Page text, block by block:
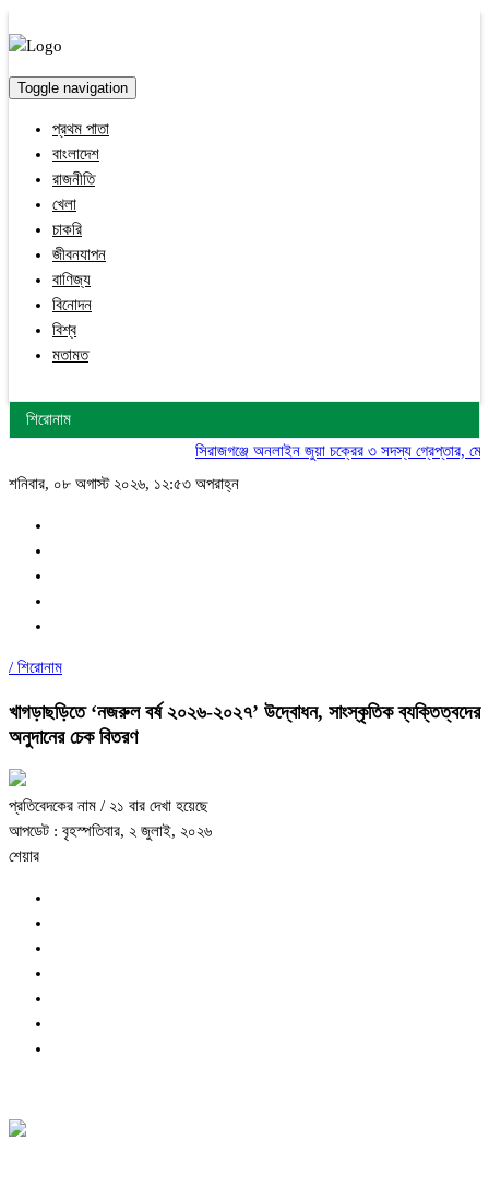
Toggle navigation
প্রথম পাতা
বাংলাদেশ
রাজনীতি
খেলা
চাকরি
জীবনযাপন
বাণিজ্য
বিনোদন
বিশ্ব
মতামত
শিরোনাম
সিরাজগঞ্জে অনলাইন জুয়া চক্রের ৩ সদস্য গ্রেপ্তার,
শনিবার, ০৮ অগাস্ট ২০২৬, ১২:৫৩ অপরাহ্ন
/ শিরোনাম
খাগড়াছড়িতে ‘নজরুল বর্ষ ২০২৬-২০২৭’ উদ্বোধন, সাংস্কৃতিক ব্যক্তিত্বদের
অনুদানের চেক বিতরণ
প্রতিবেদকের নাম / ২১ বার দেখা হয়েছে
আপডেট : বৃহস্পতিবার, ২ জুলাই, ২০২৬
শেয়ার